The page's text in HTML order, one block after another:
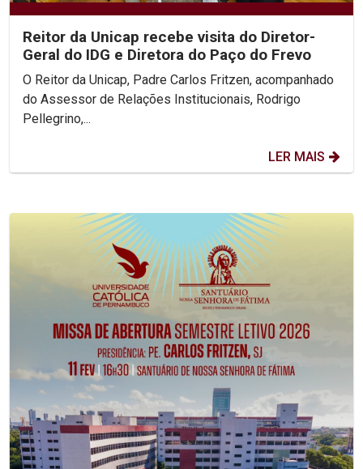
Reitor da Unicap recebe visita do Diretor-
Geral do IDG e Diretora do Paço do Frevo
O Reitor da Unicap, Padre Carlos Fritzen, acompanhado
do Assessor de Relações Institucionais, Rodrigo
Pellegrino,...
LER MAIS